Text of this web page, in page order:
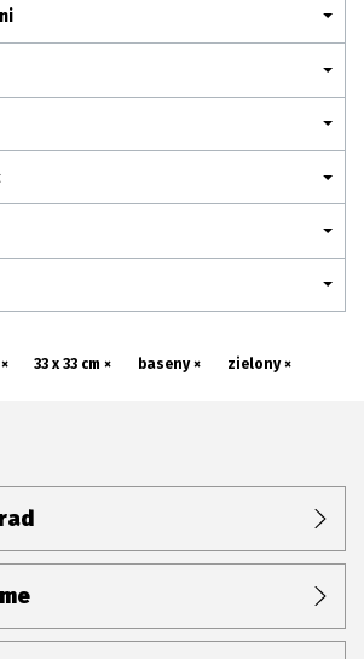
33 x 33 cm × baseny × zielony ×
Komunikacja z akcjonariuszami